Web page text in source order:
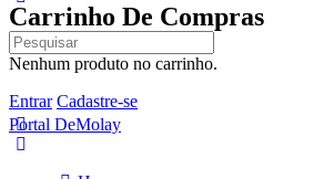
Carrinho De Compras
Nenhum produto no carrinho.
Entrar Cadastre-se
Pesquisar
por:
Portal DeMolay